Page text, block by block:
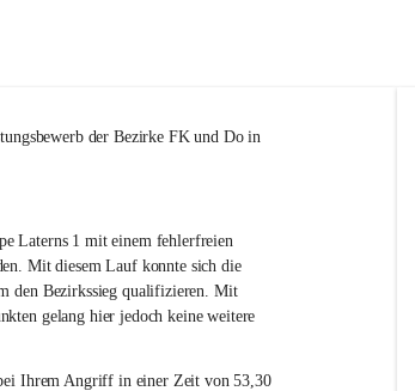
der Bezirke FK und Do in
Laterns 1 mit einem fehlerfreien
Mit diesem Lauf konnte sich die
den Bezirkssieg qualifizieren. Mit
gelang hier jedoch keine weitere
Ihrem Angriff in einer Zeit von 53,30